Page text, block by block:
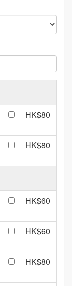
HK$80
HK$80
HK$60
HK$60
HK$80